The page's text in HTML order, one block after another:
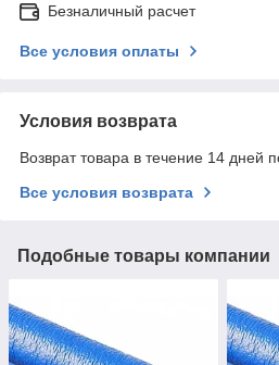
Безналичный расчет
Все условия оплаты
Условия возврата
Возврат товара в течение 14 дней
Все условия возврата
Подобные товары компании